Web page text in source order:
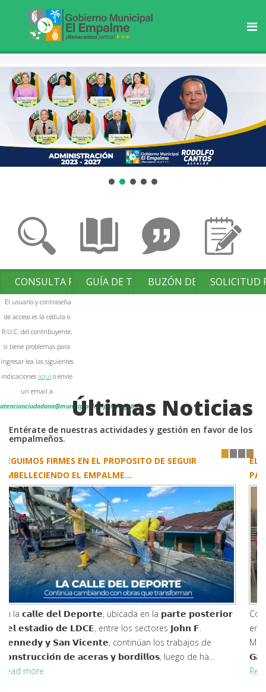
CONSULTA FACTURAS
El usuario y contraseña
de acceso es la cédula o
R.U.C. del contribuyente,
si tiene problemas para
ingresar lea las siguientes
indicacionesaquí o envíe
un email a
atencionciudadana@municipioelempalme.gob.ec
GUÍA DE TRÁMITESBUZÓN DE SUGERENCIAS
SOLICITUD
Últimas Noticias
Entérate de nuestras actividades y gestión en favor de los
empalmeños.
1 2 3 4
EL PLÁTANO SE CONVIRTIÓ EN UNA OPORTUNIDAD
PARA EMPRENDER ...
Con el objetivo de fortalecer las capacidades de las mujeres
empalmenses y fomentar el emprendimiento, el GAD
Municipal de El Empalme desarrolla el 𝗧𝗮𝗹𝗹𝗲𝗿 𝗱𝗲
𝗚𝗮𝘀𝘁𝗿𝗼𝗻𝗼𝗺í𝗮 𝗧𝗿𝗮𝗱𝗶𝗰𝗶𝗼𝗻𝗮𝗹, un espacio de apr...
Read more